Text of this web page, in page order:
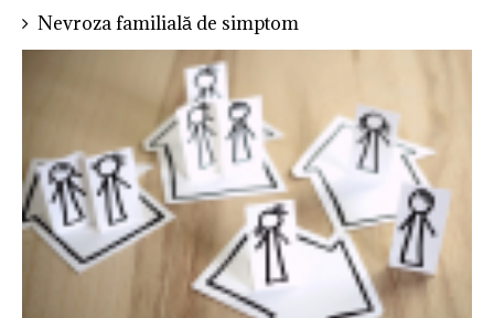
Nevroza familială de simptom